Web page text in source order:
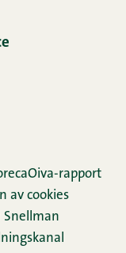
Oiva-rapport
av cookies
Snellman